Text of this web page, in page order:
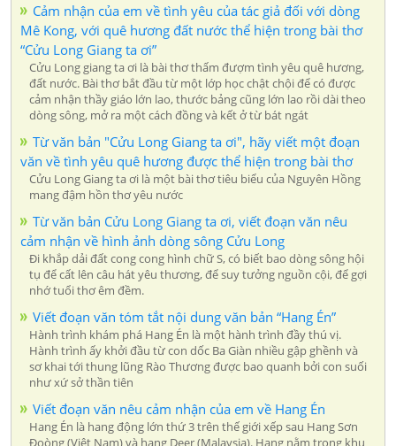
Cảm nhận của em về tình yêu của tác giả đối với dòng
Mê Kong, với quê hương đất nước thể hiện trong bài thơ
“Cửu Long Giang ta ơi”
Cửu Long giang ta ơi là bài thơ thấm đượm tình yêu quê hương,
đất nước. Bài thơ bắt đầu từ một lớp học chật chội để có được
cảm nhận thầy giáo lớn lao, thước bảng cũng lớn lao rồi dài theo
dòng sông, mở ra một cách đồng và kết ở từ bát ngát
Từ văn bản "Cửu Long Giang ta ơi", hãy viết một đoạn
văn về tình yêu quê hương được thể hiện trong bài thơ
Cửu Long Giang ta ơi là một bài thơ tiêu biểu của Nguyên Hồng
mang đậm hồn thơ yêu nước
Từ văn bản Cửu Long Giang ta ơi, viết đoạn văn nêu
cảm nhận về hình ảnh dòng sông Cửu Long
Đi khắp dải đất cong cong hình chữ S, có biết bao dòng sông hội
tụ để cất lên câu hát yêu thương, để suy tưởng nguồn cội, để gợi
nhớ tuổi thơ êm đềm.
Viết đoạn văn tóm tắt nội dung văn bản “Hang Én”
Hành trình khám phá Hang Én là một hành trình đầy thú vị.
Hành trình ấy khởi đầu từ con dốc Ba Giàn nhiều gập ghềnh và
sơ khai tới thung lũng Rào Thương được bao quanh bởi con suối
như xứ sở thần tiên
Viết đoạn văn nêu cảm nhận của em về Hang Én
Hang Én là hang động lớn thứ 3 trên thế giới xếp sau Hang Sơn
Đoòng (Việt Nam) và hang Deer (Malaysia). Hang nằm trong khu